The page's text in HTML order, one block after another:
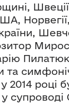
Норвегії,
та
2014 році
у супроводі